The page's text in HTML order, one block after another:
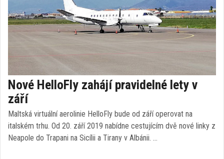
Nové HelloFly zahájí pravidelné lety v
září
Maltská virtuální aerolinie HelloFly bude od září operovat na
italském trhu. Od 20. září 2019 nabídne cestujícím dvě nové linky z
Neapole do Trapani na Sicílii a Tirany v Albánii. …